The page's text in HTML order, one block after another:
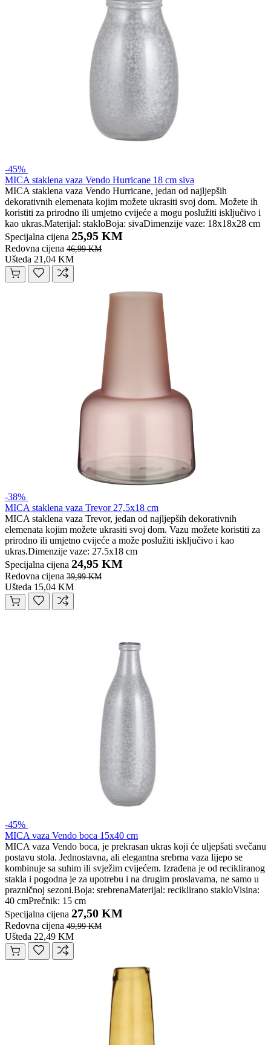
-45%
MICA staklena vaza Vendo Hurricane 18 cm siva
MICA staklena vaza Vendo Hurricane, jedan od najljepših
dekorativnih elemenata kojim možete ukrasiti svoj dom. Možete ih
koristiti za prirodno ili umjetno cvijeće a mogu poslužiti isključivo i
kao ukras.Materijal: stakloBoja: sivaDimenzije vaze: 18x18x28 cm
Specijalna cijena 25,95 KM
Redovna cijena 46,99 KM
Ušteda 21,04 KM
-38%
MICA staklena vaza Trevor 27,5x18 cm
MICA staklena vaza Trevor, jedan od najljepših dekorativnih
elemenata kojim možete ukrasiti svoj dom. Vazu možete koristiti za
prirodno ili umjetno cvijeće a može poslužiti isključivo i kao
ukras.Dimenzije vaze: 27.5x18 cm
Specijalna cijena 24,95 KM
Redovna cijena 39,99 KM
Ušteda 15,04 KM
-45%
MICA vaza Vendo boca 15x40 cm
MICA vaza Vendo boca, je prekrasan ukras koji će uljepšati svečanu
postavu stola. Jednostavna, ali elegantna srebrna vaza lijepo se
kombinuje sa suhim ili svježim cvijećem. Izrađena je od recikliranog
stakla i pogodna je za upotrebu i na drugim proslavama, ne samo u
prazničnoj sezoni.Boja: srebrenaMaterijal: reciklirano stakloVisina:
40 cmPrečnik: 15 cm
Specijalna cijena 27,50 KM
Redovna cijena 49,99 KM
Ušteda 22,49 KM